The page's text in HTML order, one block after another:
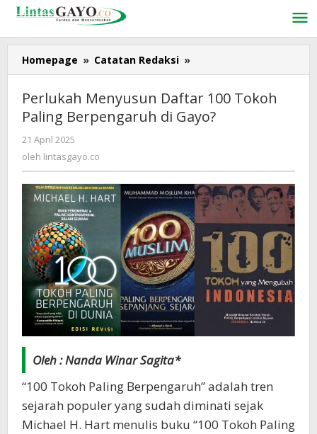
Lewati
konten
Homepage » Catatan Redaksi »
Menyusun
100
Tokoh
Perlukah Menyusun Daftar 100 Tokoh
Paling Berpengaruh di Gayo?
21 April 2025
lintasgayo.co
oleh lintasgayo.co
Oleh : Nanda Winar Sagita*
“100 Tokoh Paling Berpengaruh” adalah tren
sejarah populer yang sudah diminati sejak
Michael H. Hart menulis buku “100 Tokoh Paling